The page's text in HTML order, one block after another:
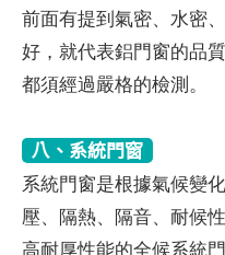
前面有提到氣密、水密
好，就代表鋁門窗的品
都須經過嚴格的檢測。
八、系統門窗
系統門窗是根據氣候變
壓、隔熱、隔音、耐候
高耐厚性能的全候系統